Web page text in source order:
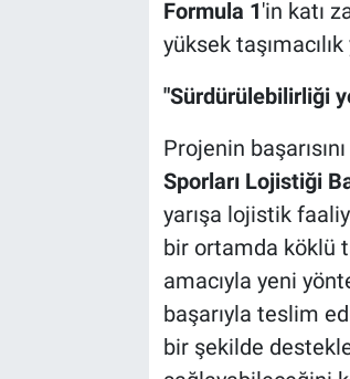
Formula 1'in katı
yüksek
"Sürdürülebilirliği
Projenin
Sporları Lojistiği
yarışa lojistik
bir ortamda köklü
amacıyla yeni
başarıyla teslim
bir şekilde